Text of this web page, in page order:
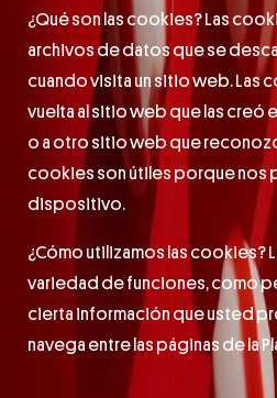
¿Qué son las cookies? Las
archivos de datos que se
cuando visita un sitio web. Las
vuelta al sitio web que las creó
o a otro sitio web que
cookies son útiles porque nos
dispositivo.
¿Cómo utilizamos las cookies?
variedad de funciones, como
cierta información que usted
navega entre las páginas de la